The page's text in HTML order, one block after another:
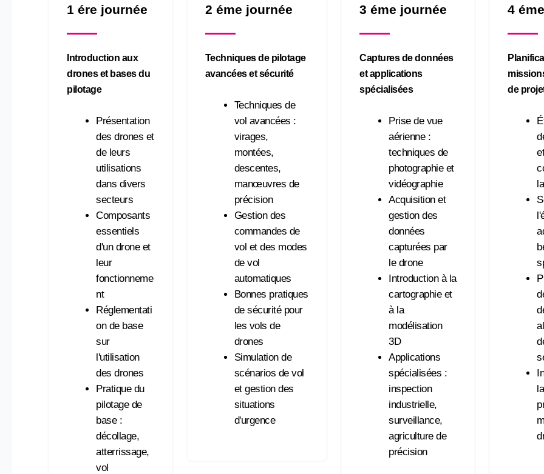
1 ére journée
Introduction aux
drones et bases du
pilotage
Présentation
des drones et
de leurs
utilisations
dans divers
secteurs
Composants
essentiels
d'un drone et
leur
fonctionneme
nt
Réglementati
on de base
sur
l'utilisation
des drones
Pratique du
pilotage de
base :
décollage,
atterrissage,
vol
2 éme journée
Techniques de pilotage
avancées et sécurité
Techniques de
vol avancées :
virages,
montées,
descentes,
manœuvres de
précision
Gestion des
commandes de
vol et des modes
de vol
automatiques
Bonnes pratiques
de sécurité pour
les vols de
drones
Simulation de
scénarios de vol
et gestion des
situations
d'urgence
3 éme journée
Captures de données
et applications
spécialisées
Prise de vue
aérienne :
techniques de
photographie et
vidéographie
Acquisition et
gestion des
données
capturées par
le drone
Introduction à la
cartographie et
à la
modélisation
3D
Applications
spécialisées :
inspection
industrielle,
surveillance,
agriculture de
précision
4
de